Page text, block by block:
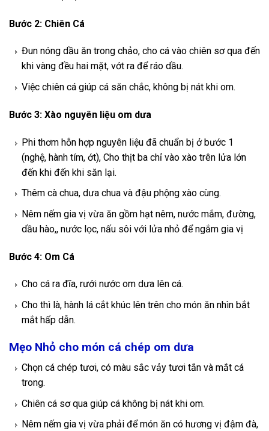
Bước 2: Chiên Cá
Đun nóng dầu ăn trong chảo, cho cá vào chiên sơ qua đến
khi vàng đều hai mặt, vớt ra để ráo dầu.
Việc chiên cá giúp cá săn chắc, không bị nát khi om.
Bước 3: Xào nguyên liệu om dưa
Phi thơm hỗn hợp nguyên liệu đã chuẩn bị ở bước 1
(nghệ, hành tím, ớt), Cho thịt ba chỉ vào xào trên lửa lớn
đến khi đến khi săn lại.
Thêm cà chua, dưa chua và đậu phộng xào cùng.
Nêm nếm gia vị vừa ăn gồm hạt nêm, nước mắm, đường,
dầu hào,, nước lọc, nấu sôi với lửa nhỏ để ngắm gia vị
Bước 4: Om Cá
Cho cá ra đĩa, rưới nước om dưa lên cá.
Cho thì là, hành lá cắt khúc lên trên cho món ăn nhìn bắt
mắt hấp dẫn.
Mẹo Nhỏ cho món cá chép om dưa
Chọn cá chép tươi, có màu sắc vảy tươi tắn và mắt cá
trong.
Chiên cá sơ qua giúp cá không bị nát khi om.
Nêm nếm gia vị vừa phải để món ăn có hương vị đậm đà,